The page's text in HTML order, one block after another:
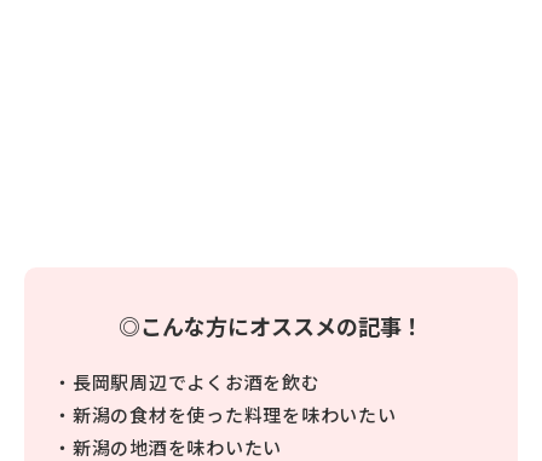
◎こんな方にオススメの記事！
・長岡駅周辺でよくお酒を飲む
・新潟の食材を使った料理を味わいたい
・新潟の地酒を味わいたい